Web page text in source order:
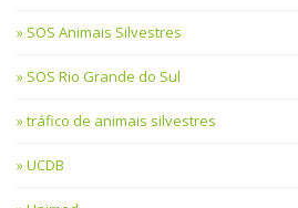
SOS Animais Silvestres
SOS Rio Grande do Sul
tráfico de animais silvestres
UCDB